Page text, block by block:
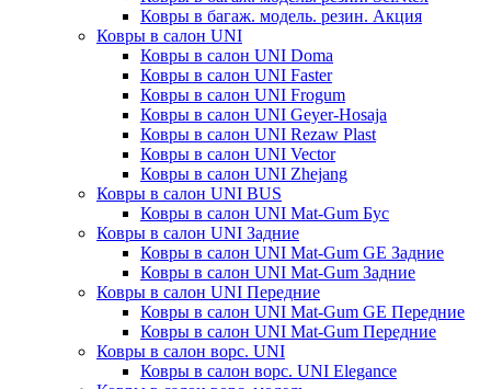
Ковры в багаж. модель. резин. Акция
Ковры в салон UNI
Ковры в салон UNI Doma
Ковры в салон UNI Faster
Ковры в салон UNI Frogum
Ковры в салон UNI Geyer-Hosaja
Ковры в салон UNI Rezaw Plast
Ковры в салон UNI Vector
Ковры в салон UNI Zhejang
Ковры в салон UNI BUS
Ковры в салон UNI Mat-Gum Бус
Ковры в салон UNI Задние
Ковры в салон UNI Mat-Gum GE Задние
Ковры в салон UNI Mat-Gum Задние
Ковры в салон UNI Передние
Ковры в салон UNI Mat-Gum GE Передние
Ковры в салон UNI Mat-Gum Передние
Ковры в салон ворс. UNI
Ковры в салон ворс. UNI Elegance